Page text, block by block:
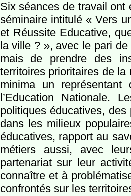
Six séances de travail ont
séminaire intitulé « Vers
et Réussite Educative,
la ville ? », avec le pari
mais de prendre des
territoires prioritaires de
minima un
l’Education Nationale.
politiques éducatives,
dans les milieux
éducatives, rapport au
métiers aussi, avec
partenariat sur leur
connaître et à
confrontés sur les